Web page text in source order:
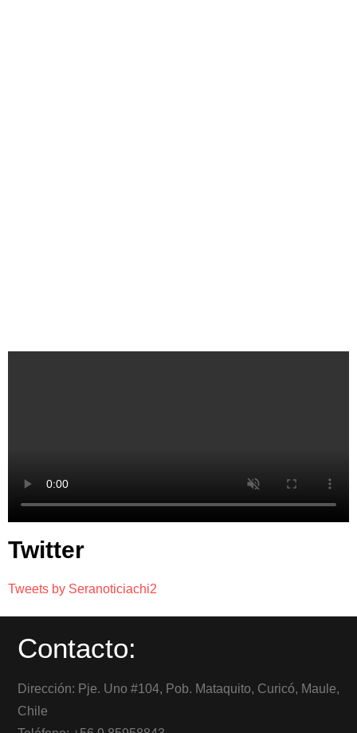
Twitter
Tweets by Seranoticiachi2
Contacto:
Dirección: Pje. Uno #104, Pob. Mataquito, Curicó, Maule,
Chile